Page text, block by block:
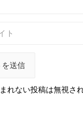
れない投稿は無視さ